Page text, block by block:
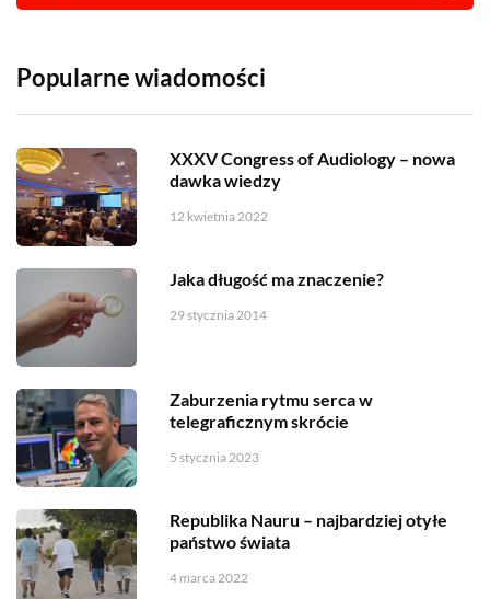
Popularne wiadomości
XXXV Congress of Audiology – nowa
dawka wiedzy
12 kwietnia 2022
Jaka długość ma znaczenie?
29 stycznia 2014
Zaburzenia rytmu serca w
telegraficznym skrócie
5 stycznia 2023
Republika Nauru – najbardziej otyłe
państwo świata
4 marca 2022